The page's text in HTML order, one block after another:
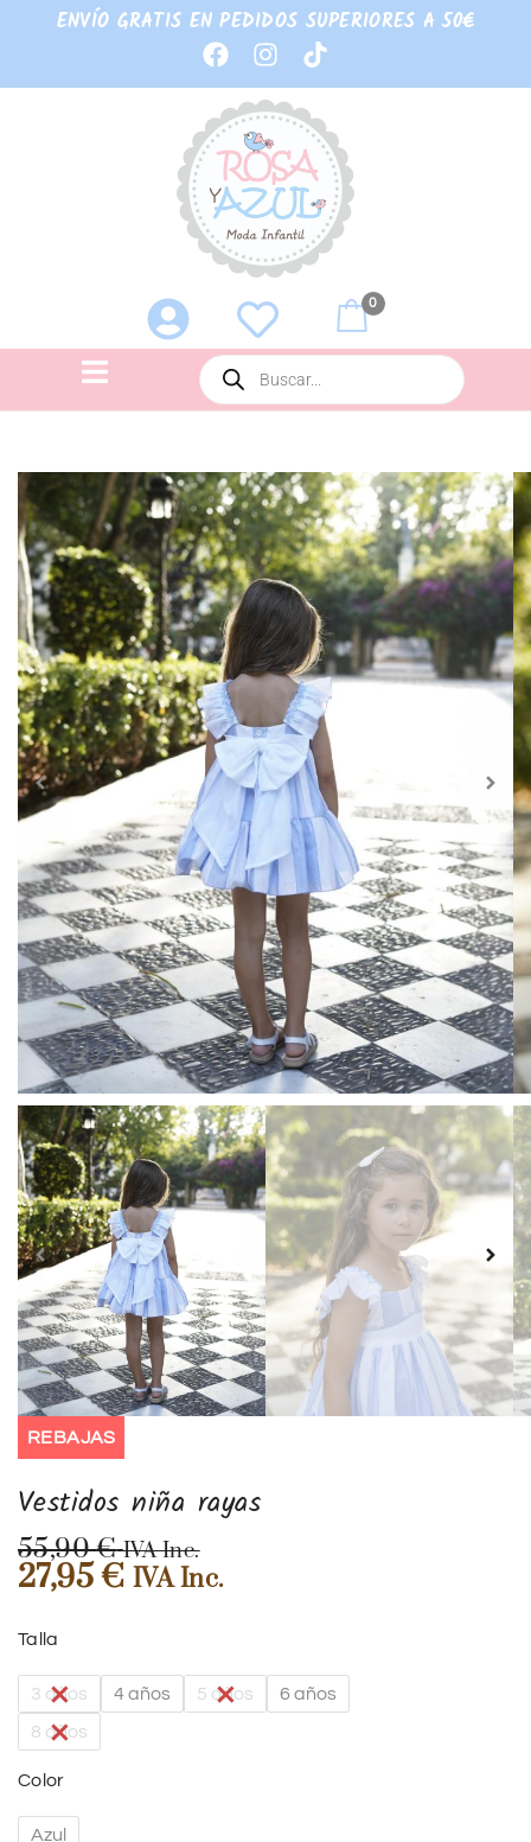
ENVÍO GRATIS EN PEDIDOS SUPERIORES A 50€
0
REBAJAS
Vestidos niña rayas
55,90€ IVA Inc.
27,95€ IVA Inc.
Talla
3 años 4 años 5 años
6 años
8 años
Color
Azul